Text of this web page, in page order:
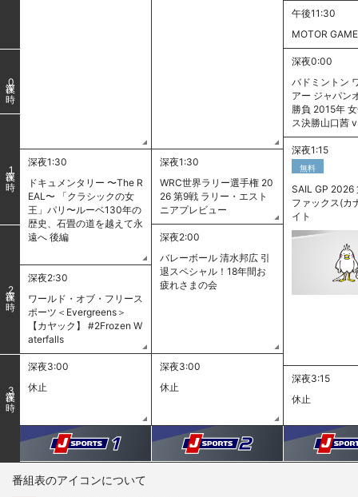
午後11:30
MOTOR
0
深夜0:00
バドミントン
アー ジャパン
勝負 2015年
ス決勝山口茜
1
深夜1:15
無料
SAIL GP 2026
ファックス(カ
イト
深夜1:30
ドキュメンタリー 〜The R
EAL〜 「クラシックの女
王」パリ〜ルーベ130年の
歴史、石畳の道を越えて永
遠へ 後編
深夜1:30
WRC世界ラリー選手権 20
26 第9戦 ラリー・エスト
ニアプレビュー
2
深夜2:00
バレーボール 清水邦広 引
退スペシャル！18年間お
疲れさまの会
深夜2:30
ワールド・オブ・フリース
ポーツ＜Evergreens＞
【カヤック】 #2Frozen W
aterfalls
3
深夜3:00
休止
深夜3:00
休止
深夜3:15
休止
番組表のアイコンについて